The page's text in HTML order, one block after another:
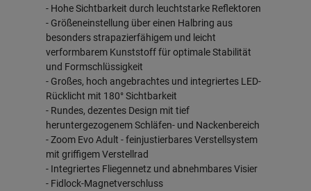
- Hohe Sichtbarkeit durch leuchtstarke Reflektoren
- Größeneinstellung über einen Halbring aus
besonders strapazierfähigem und leicht
verformbarem Kunststoff für optimale Stabilität
und Formschlüssigkeit
- Großes, hoch angebrachtes und integriertes LED-
Rücklicht mit 180° Sichtbarkeit
- Rundes, dezentes Design mit tief
heruntergezogenem Schläfen- und Nackenbereich
- Zoom Evo Adult - feinjustierbares Verstellsystem
mit griffigem Verstellrad
- Integriertes Fliegennetz und abnehmbares Visier
- Fidlock-Magnetverschluss